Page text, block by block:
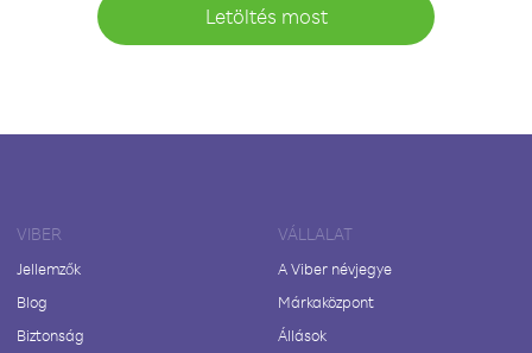
Letöltés most
VIBER
Jellemzők
Blog
Biztonság
VÁLLALAT
A Viber névjegye
Márkaközpont
Állások